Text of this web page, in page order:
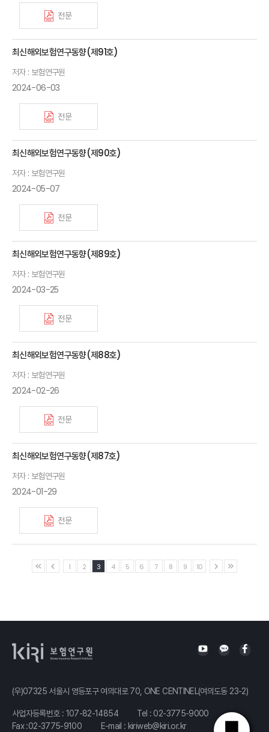
전문
최신해외보험연구동향(제91호)
저자 : 보험연구원
2024-06-03
전문
최신해외보험연구동향(제90호)
저자 : 보험연구원
2024-05-07
전문
최신해외보험연구동향(제89호)
저자 : 보험연구원
2024-03-25
전문
최신해외보험연구동향(제88호)
저자 : 보험연구원
2024-02-26
전문
최신해외보험연구동향(제87호)
저자 : 보험연구원
2024-01-29
전문
1 2 3 4 5 6 7 8 9 10
(우)07325 서울시 영등포구 여의대로 70, ONE CENTINEL(여의도동 23-2)
사업자등록번호 : 107-82-14854 Tel : 02-3775-9000
Fax :02-3775-9100
E-mail : kiriweb@kiri.or.kr